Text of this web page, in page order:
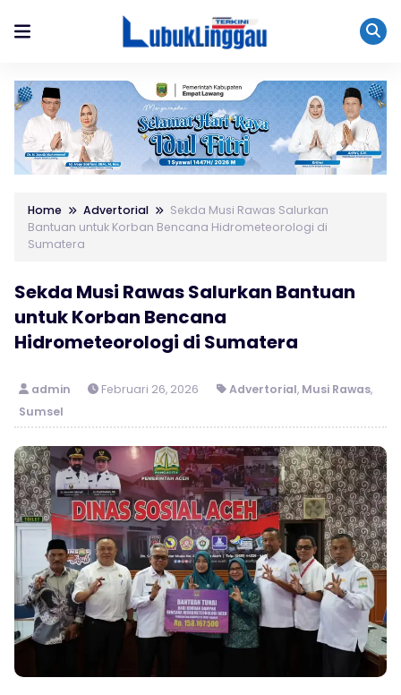
Home Advertorial
Sekda Musi Rawas Salurkan
Bantuan untuk Korban Bencana Hidrometeorologi di
Sumatera
Sekda Musi Rawas Salurkan Bantuan
untuk Korban Bencana
Hidrometeorologi di Sumatera
admin Februari 26, 2026 Advertorial, Musi Rawas,
Sumsel